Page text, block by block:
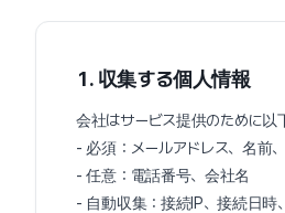
1. 収集する個人情報
会社はサービス提供のために以
- 必須：メールアドレス、名前
- 任意：電話番号、会社名
- 自動収集：接続IP、接続日時